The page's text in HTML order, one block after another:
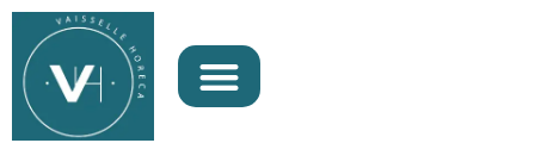
Aller
contenu